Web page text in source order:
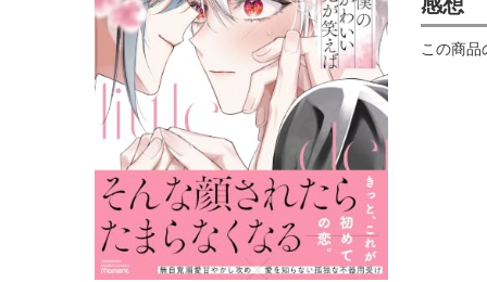
この商品